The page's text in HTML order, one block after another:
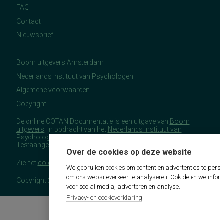
Over de cookies op deze website
We gebruiken cookies om content en advertenties te
om ons websiteverkeer te analyseren. Ook delen we
voor social media, adverteren en analyse.
Privacy- en cookieverklaring
FAQ
Contact
Nieuwsbrief
Boom uitgevers Amsterdam
Nederlands Instituut van Psychologen
Algemene voorwaarden
Copyright
De online COTAN Documentatie is een uitgave van Boom
uitgevers , in opdracht van het Nederlands Instituut van
Psychologen(NIP), namens de Commissie
Testaangelegenheden Nederland (COTAN).
Zie het colofon
Copyright 2026 - COTAN Documentatie